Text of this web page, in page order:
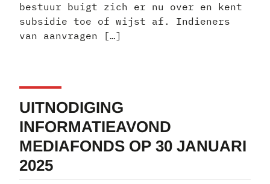
bestuur buigt zich er nu over en kent
subsidie toe of wijst af. Indieners
van aanvragen […]
UITNODIGING
INFORMATIEAVOND
MEDIAFONDS OP 30 JANUARI
2025